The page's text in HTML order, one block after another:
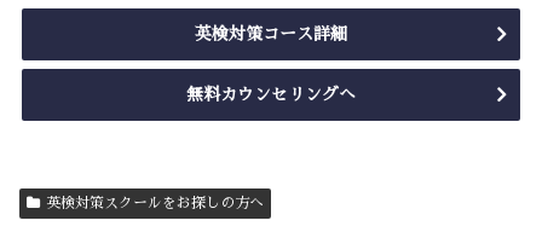
英検対策コース詳細
無料カウンセリングへ
英検対策スクールをお探しの方へ